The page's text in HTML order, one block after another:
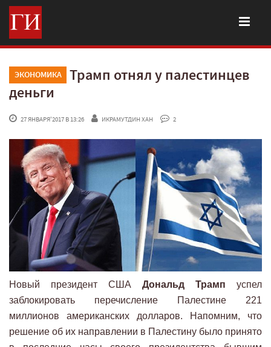
ЭКОНОМИКА
Трамп отнял у палестинцев
деньги
27 ЯНВАРЯ'2017 В 13:26 ИКРАМУТДИН ХАН 2
Новый президент США Дональд Трамп успел
заблокировать перечисление Палестине 221
миллионов американских долларов. Напомним, что
решение об их направлении в Палестину было принято